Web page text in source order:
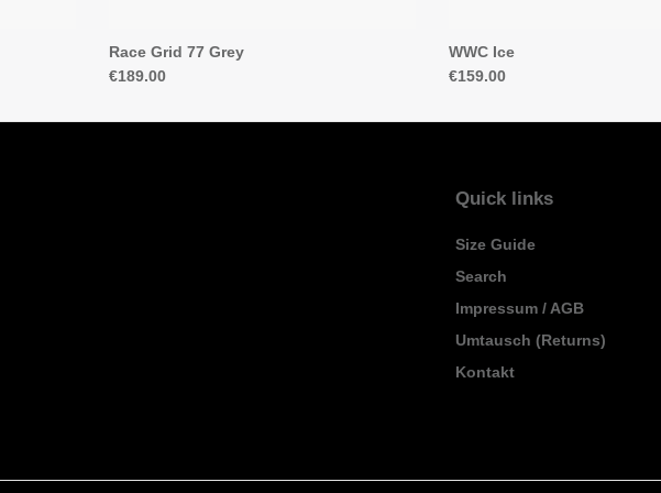
Race Grid 77 Grey
€189.00
WWC Ice
€159.00
Quick links
Size Guide
Search
Impressum / AGB
Umtausch (Returns)
Kontakt